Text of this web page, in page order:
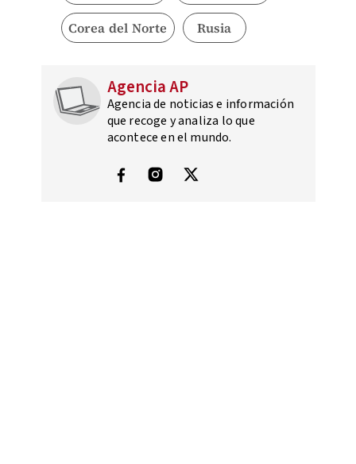
Corea del Norte Rusia
Agencia AP
Agencia de noticias e información
que recoge y analiza lo que
acontece en el mundo.